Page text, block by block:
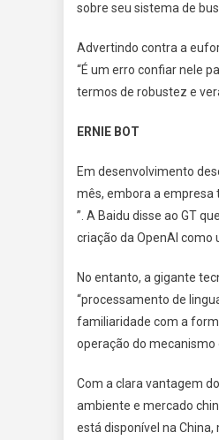
sobre seu sistema de
Advertindo contra a
“É um erro confiar nele
termos de robustez e
ERNIE BOT
Em desenvolvimento
mês, embora a empresa
”. A Baidu disse ao GT
criação da OpenAI como
No entanto, a gigante
“processamento de
familiaridade com a
operação do mecanismo
Com a clara vantagem
ambiente e mercado
está disponível na